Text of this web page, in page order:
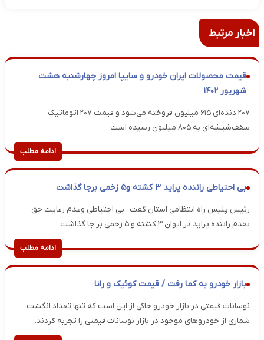
اخبار مرتبط
قیمت محصولات ایران خودرو و سایپا امروز چهارشنبه هشت
شهریور ۱۴۰۲
۲۰۷ دنده‌ای ۶۱۵ میلیون فروخته می‌شود و قیمت ۲۰۷ اتوماتیک
سقف‌شیشه‌ای به ۸۰۵ میلیون رسیده است
ادامه مطلب
بی احتیاطی راننده پراید ۳ کشته و۵ زخمی برجا گذاشت
رئیس پلیس راه انتظامی استان گفت : بی احتیاطی وعدم رعایت حق
تقدم راننده پراید در ایوان ۳ کشته و ۵ زخمی بر جا گذاشت
ادامه مطلب
بازار خودرو به کما رفت / قیمت کوئیک و رانا
نوسانات قیمتی در بازار خودرو حاکی از این است که تنها تعداد انگشت
شماری از خودروهای موجود در بازار نوسانات قیمتی را تجربه کردند.